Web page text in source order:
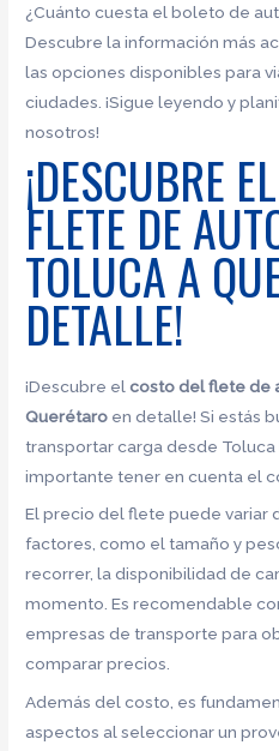
¿Cuánto cuesta el boleto de
Descubre la información más
las opciones disponibles para
ciudades. ¡Sigue leyendo y
nosotros!
¡DESCUBRE
FLETE DE
TOLUCA A
DETALLE!
¡Descubre elcosto del flete de
Querétaro en detalle! Si estás
transportar carga desde Toluca
importante tener en cuenta el
El precio del flete puede variar
factores, como el tamaño y
recorrer, la disponibilidad de
momento. Es recomendable
empresas de transporte para
comparar precios.
Además del costo, es
aspectos al seleccionar un